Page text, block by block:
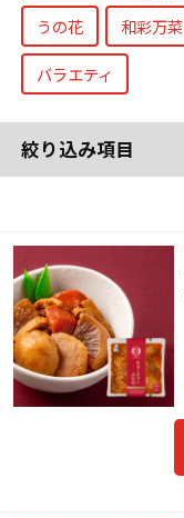
うの花 和彩万菜
バラエティ
絞り込み項目